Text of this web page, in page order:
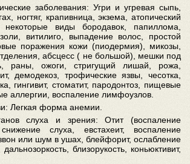
заболевания: Угри и угревая сыпь,
ногтяг, крапивница, экзема, атопический
некоторые виды бородавок, папиллома,
витилиго, выпадение волос, простой
поражения кожи (пиодермия), микозы,
абсцесс ( не большой), мешки под
раны, ожоги, стригущий лишай, рожа,
демодекоз, трофические язвы, чесотка,
гингивит, стоматит, пародонтоз, пищевые
аллергии, воспаление лимфоузлов.
Легкая форма анемии.
слуха и зрения: Отит (воспаление
слуха, евстахеит, воспаление
или шум в ушах, блейфорит, ослабление
близорукость, коньюктивит,